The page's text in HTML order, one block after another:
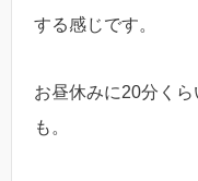
する感じです。
お昼休みに20分く
も。